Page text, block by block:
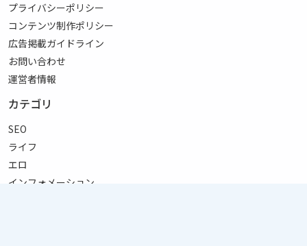
プライバシーポリシー
コンテンツ制作ポリシー
広告掲載ガイドライン
お問い合わせ
運営者情報
カテゴリ
SEO
ライフ
エロ
インフォメーション